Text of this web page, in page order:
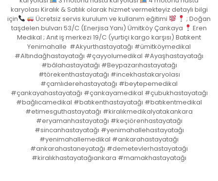
karyolası Kiralık & Satılık olarak hizmet vermekteyiz detaylı bilgi
için
Ücretsiz servis kurulum ve kullanım eğitimi
; Doğan
taşdelen bulvarı 53/C (Enerjisa Yanı) Ümitköy Çankaya
Eren
Medikal ; Anıt iş merkezi 19/C (yurtiçi kargo karşısı) Batıkent
Yenimahalle #Akyurthastayatağı #ümitköymedikal
#Altındağhastayatağı #çayyolumedikal #Ayaşhastayatağı
#bâlahastayatağı #Beypazarıhastayatağı
#törekenthastayatağı #incekhastakaryolası
#çamlıderehastayatağı #beytepemedikal
#çankayahastayatağı #çankayamedikal #çubukhastayatağı
#bağlıcamedikal #batıkenthastayatağı #batıkentmedikal
#etimesguthastayatağı #kiralıkmedikalyatakankara
#eryamanhastayatağı #keçiörenhastayatağı
#sincanhastayatağı #yenimahallehastayatağı
#yenimahallemedikal #ankarahastayatağı
#ankarahastaneyatağı #demetevlerhastayatağı
#kiralıkhastayatağıankara #mamakhastayatağı